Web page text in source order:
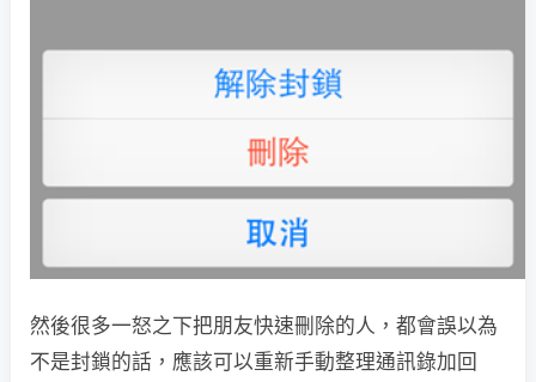
然後很多一怒之下把朋友快速刪除的人，都會誤以為
不是封鎖的話，應該可以重新手動整理通訊錄加回